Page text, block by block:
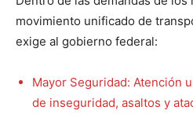
movimiento unificado de
exige al gobierno federal:
Mayor Seguridad: Atención
de inseguridad, asaltos y